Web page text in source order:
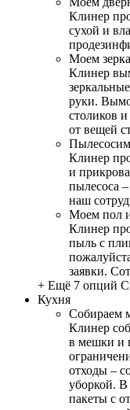
Клинер
сухой и
Моем
Клинер
руки.
столиков
от вещей
Клинер
и
пылесоса
наш
Моем пол
Клинер
пыль с
заявки.
+ Ещё 7 опций
Кухня
Собираем
Клинер
в мешки и
отходы –
уборкой. В
пакеты с